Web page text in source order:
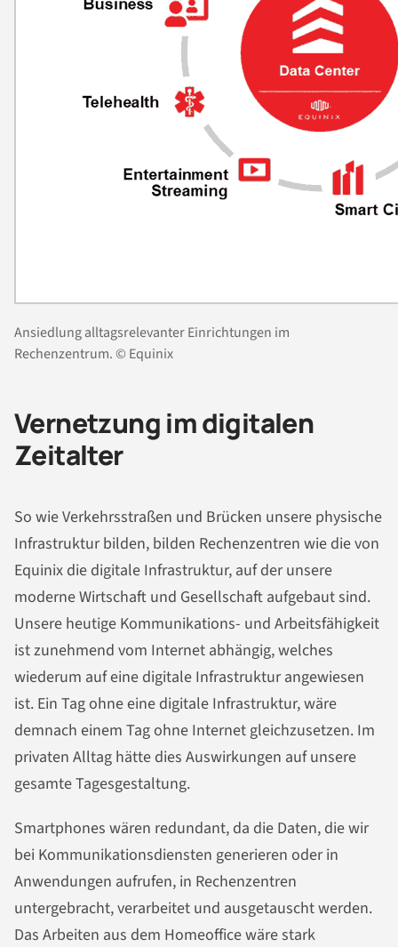
Ansiedlung alltagsrelevanter Einrichtungen im
Rechenzentrum. © Equinix
Vernetzung im digitalen
Zeitalter
So wie Verkehrsstraßen und Brücken unsere physische
Infrastruktur bilden, bilden Rechenzentren wie die von
Equinix die digitale Infrastruktur, auf der unsere
moderne Wirtschaft und Gesellschaft aufgebaut sind.
Unsere heutige Kommunikations- und Arbeitsfähigkeit
ist zunehmend vom Internet abhängig, welches
wiederum auf eine digitale Infrastruktur angewiesen
ist. Ein Tag ohne eine digitale Infrastruktur, wäre
demnach einem Tag ohne Internet gleichzusetzen. Im
privaten Alltag hätte dies Auswirkungen auf unsere
gesamte Tagesgestaltung.
Smartphones wären redundant, da die Daten, die wir
bei Kommunikationsdiensten generieren oder in
Anwendungen aufrufen, in Rechenzentren
untergebracht, verarbeitet und ausgetauscht werden.
Das Arbeiten aus dem Homeoffice wäre stark